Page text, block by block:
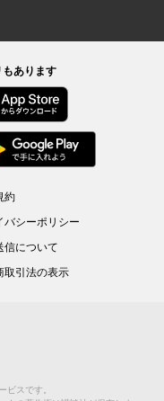
もあります
約
バシーポリシー
信について
取引法の表示
ビスです。